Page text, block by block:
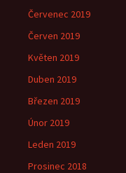
Červenec 2019
Červen 2019
Květen 2019
Duben 2019
Březen 2019
Únor 2019
Leden 2019
Prosinec 2018